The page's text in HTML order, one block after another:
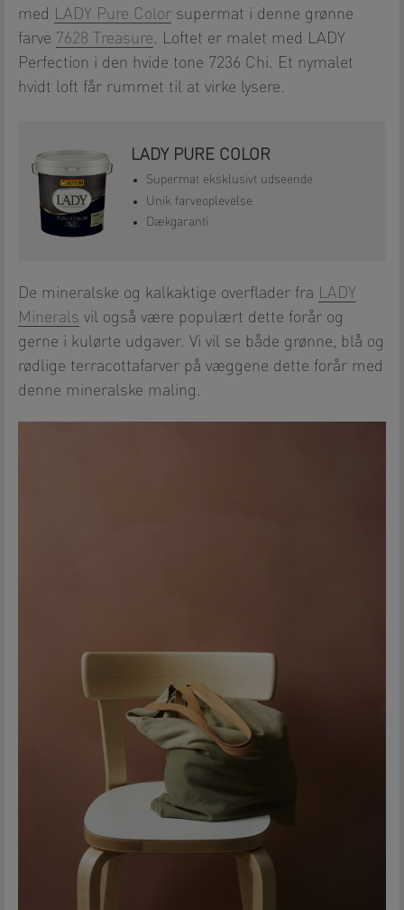
med
LADY Pure Color supermat i denne grønne
farve 7628 Treasure. Loftet er malet med LADY
Perfection i den hvide tone 7236 Chi. Et nymalet
hvidt loft får rummet til at virke lysere.
LADY PURE COLOR
Supermat eksklusivt udseende
Unik farveoplevelse
Dækgaranti
De mineralske og kalkaktige overflader fra LADY
Minerals vil også være populært dette forår og
gerne i kulørte udgaver. Vi vil se både grønne, blå og
rødlige terracottafarver på væggene dette forår med
denne mineralske maling.